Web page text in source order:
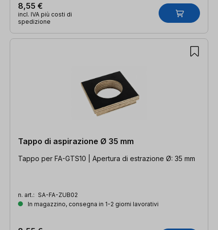
8,55 €
incl. IVA più costi di
spedizione
Tappo di aspirazione Ø 35 mm
Tappo per FA-GTS10 | Apertura di estrazione Ø: 35 mm
n. art.: SA-FA-ZUB02
In magazzino, consegna in 1-2 giorni lavorativi